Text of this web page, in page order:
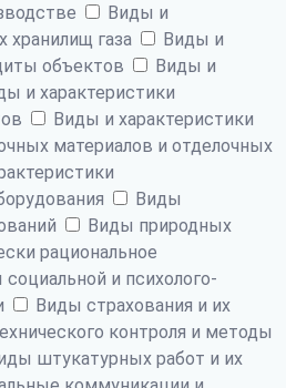
Виды и
хранилищ газа
Виды и
объектов
Виды и
и характеристики
Виды и характеристики
материалов и отделочных
Виды
Виды природных
рациональное
и психолого-
Виды страхования и их
контроля и методы
штукатурных работ и их